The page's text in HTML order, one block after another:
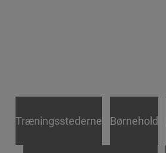
Træningsstederne Børnehold